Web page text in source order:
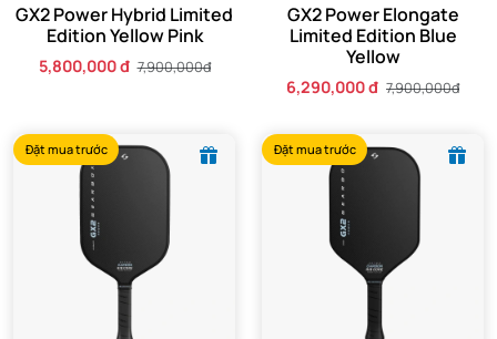
GX2 Power Hybrid Limited
Edition Yellow Pink
5,800,000 đ 7,900,000đ
GX2 Power Elongate
Limited Edition Blue
Yellow
6,290,000 đ 7,900,000đ
Đặt mua trước Đặt mua trước